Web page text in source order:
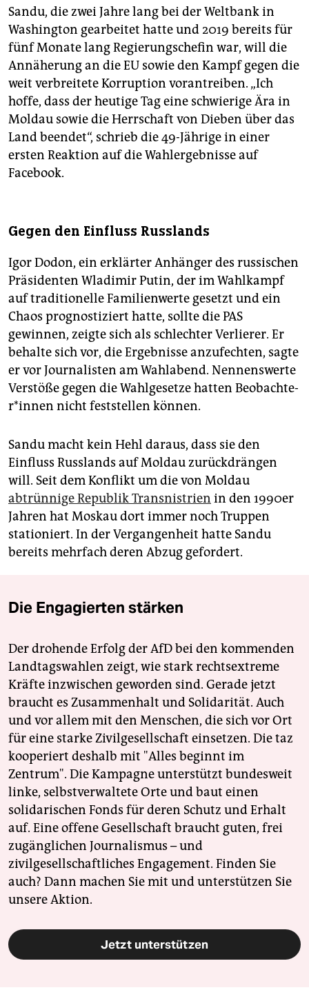
Sandu, die zwei Jahre lang bei der Weltbank in
Washington gearbeitet hatte und 2019 bereits für
fünf Monate lang Regierungs­chefin war, will die
Annäherung an die EU sowie den Kampf gegen die
weit verbreitete Korruption vorantreiben. „Ich
hoffe, dass der heutige Tag eine schwierige Ära in
Moldau sowie die Herrschaft von Dieben über das
Land beendet“, schrieb die 49-Jährige in einer
ersten Reaktion auf die Wahlergebnisse auf
Facebook.
Gegen den Einfluss Russlands
Igor Dodon, ein erklärter Anhänger des russischen
Präsidenten Wladimir Putin, der im Wahlkampf
auf traditionelle Familienwerte gesetzt und ein
Chaos prognostiziert hatte, sollte die PAS
gewinnen, zeigte sich als schlechter Verlierer. Er
behalte sich vor, die Ergebnisse anzufechten, sagte
er vor Journalisten am Wahl­abend. Nennenswerte
Verstöße gegen die Wahlgesetze hatten Be­ob­ach­te­
r*in­nen nicht feststellen können.
Sandu macht kein Hehl daraus, dass sie den
Einfluss Russlands auf Moldau zurückdrängen
will. Seit dem Konflikt um die von Moldau
abtrünnige Republik Transnistrien in den 1990er
Jahren hat Moskau dort immer noch Truppen
stationiert. In der Vergangenheit hatte Sandu
bereits mehrfach deren Abzug gefordert.
Die Engagierten stärken
Der drohende Erfolg der AfD bei den kommenden
Landtagswahlen zeigt, wie stark rechtsextreme
Kräfte inzwischen geworden sind. Gerade jetzt
braucht es Zusammenhalt und Solidarität. Auch
und vor allem mit den Menschen, die sich vor Ort
für eine starke Zivilgesellschaft einsetzen. Die taz
kooperiert deshalb mit "Alles beginnt im
Zentrum". Die Kampagne unterstützt bundesweit
linke, selbstverwaltete Orte und baut einen
solidarischen Fonds für deren Schutz und Erhalt
auf. Eine offene Gesellschaft braucht guten, frei
zugänglichen Journalismus – und
zivilgesellschaftliches Engagement. Finden Sie
auch? Dann machen Sie mit und unterstützen Sie
unsere Aktion.
Jetzt unterstützen